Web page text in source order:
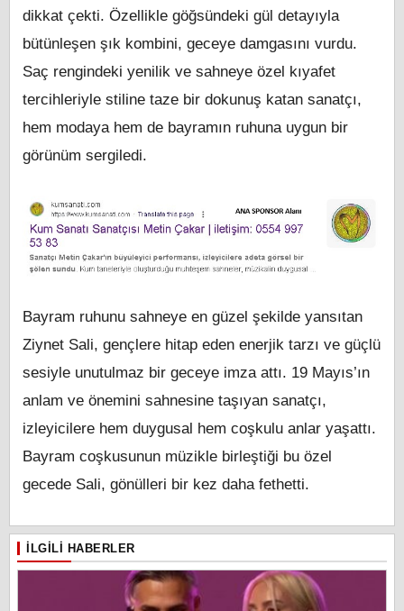
dikkat çekti. Özellikle göğsündeki gül detayıyla
bütünleşen şık kombini, geceye damgasını vurdu.
Saç rengindeki yenilik ve sahneye özel kıyafet
tercihleriyle stiline taze bir dokunuş katan sanatçı,
hem modaya hem de bayramın ruhuna uygun bir
görünüm sergiledi.
Bayram ruhunu sahneye en güzel şekilde yansıtan
Ziynet Sali, gençlere hitap eden enerjik tarzı ve güçlü
sesiyle unutulmaz bir geceye imza attı. 19 Mayıs’ın
anlam ve önemini sahnesine taşıyan sanatçı,
izleyicilere hem duygusal hem coşkulu anlar yaşattı.
Bayram coşkusunun müzikle birleştiği bu özel
gecede Sali, gönülleri bir kez daha fethetti.
İLGILI HABERLER